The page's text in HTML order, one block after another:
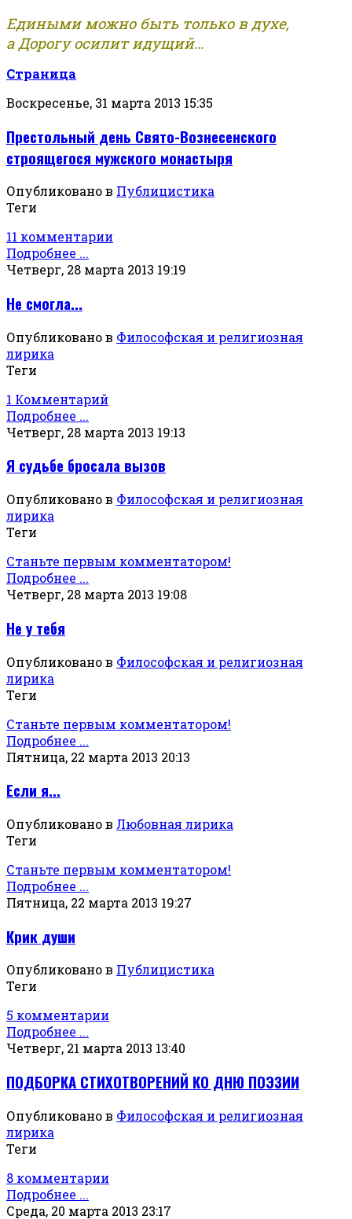
Едиными можно быть только в духе,
а Дорогу осилит идущий...
Страница
Воскресенье, 31 марта 2013 15:35
Престольный день Свято-Вознесенского
строящегося мужского монастыря
Опубликовано в Публицистика
Теги
11 комментарии
Подробнее ...
Четверг, 28 марта 2013 19:19
Не смогла...
Опубликовано в Философская и религиозная
лирика
Теги
1 Комментарий
Подробнее ...
Четверг, 28 марта 2013 19:13
Я судьбе бросала вызов
Опубликовано в Философская и религиозная
лирика
Теги
Станьте первым комментатором!
Подробнее ...
Четверг, 28 марта 2013 19:08
Не у тебя
Опубликовано в Философская и религиозная
лирика
Теги
Станьте первым комментатором!
Подробнее ...
Пятница, 22 марта 2013 20:13
Если я...
Опубликовано в Любовная лирика
Теги
Станьте первым комментатором!
Подробнее ...
Пятница, 22 марта 2013 19:27
Крик души
Опубликовано в Публицистика
Теги
5 комментарии
Подробнее ...
Четверг, 21 марта 2013 13:40
ПОДБОРКА СТИХОТВОРЕНИЙ КО ДНЮ ПОЭЗИИ
Опубликовано в Философская и религиозная
лирика
Теги
8 комментарии
Подробнее ...
Среда, 20 марта 2013 23:17